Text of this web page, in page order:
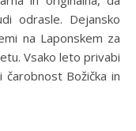
odrasle. Dejansko
na Laponskem za
Vsako leto privabi
Božička in